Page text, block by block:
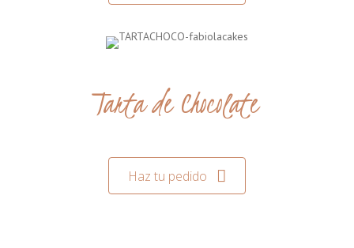
Tarta de Chocolate
Haz tu pedido